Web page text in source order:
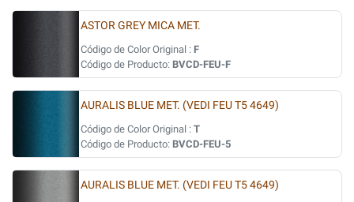
ASTOR GREY MICA MET.
Código de Color Original : F
Código de Producto: BVCD-FEU-F
AURALIS BLUE MET. (VEDI FEU T5 4649)
Código de Color Original : T
Código de Producto: BVCD-FEU-5
AURALIS BLUE MET. (VEDI FEU T5 4649)